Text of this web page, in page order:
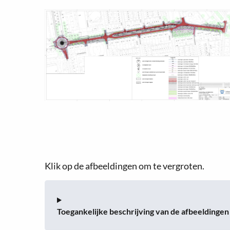
enlarge
in
popup
Klik op de afbeeldingen om te vergroten.
Toegankelijke beschrijving van de afbeeldingen